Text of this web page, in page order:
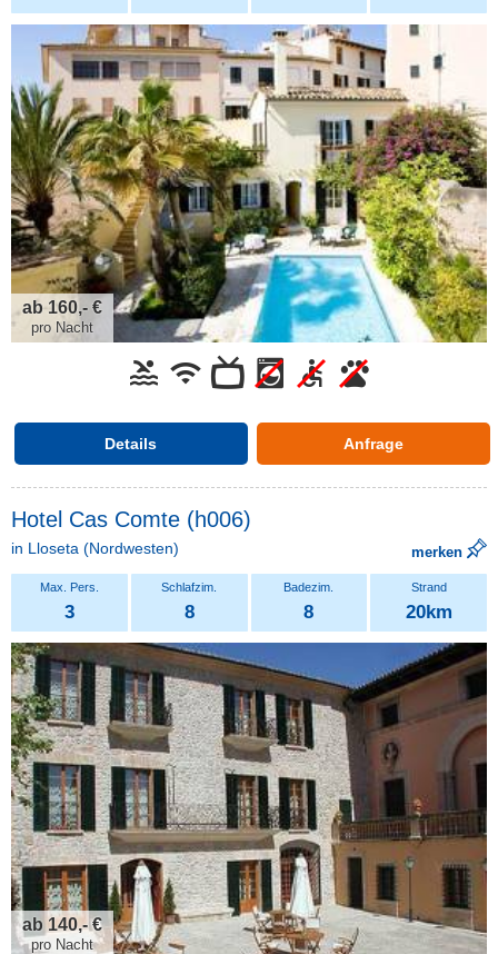
ab 160,- €
pro Nacht
Details Anfrage
Hotel Cas Comte (h006)
in Lloseta (Nordwesten) merken
3 8 8 20km
ab 140,- €
pro Nacht